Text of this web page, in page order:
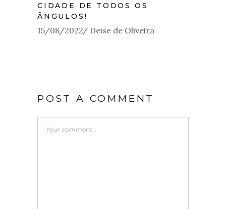
CIDADE DE TODOS OS
ÂNGULOS!
15/08/2022 Deise de Oliveira
POST A COMMENT